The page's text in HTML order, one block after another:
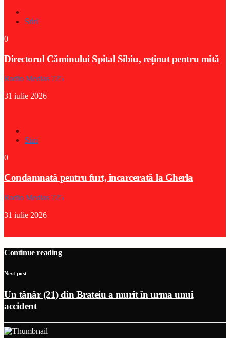
Stiri
0
Directorul Căminului Spital Sibiu, reținut pentru mită
Radio Medias 725
31 iulie 2026
Stiri
0
Condamnată pentru furt, încarcerată la Gherla
Radio Medias 725
31 iulie 2026
Continue reading
Next post
Un tânăr (21) din Brateiu a murit în urma unui
accident